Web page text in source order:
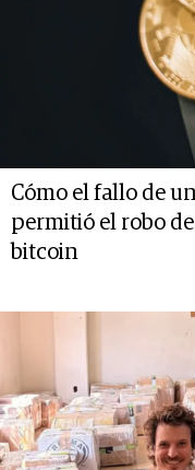
Cómo el fallo de
permitió el robo
bitcoin